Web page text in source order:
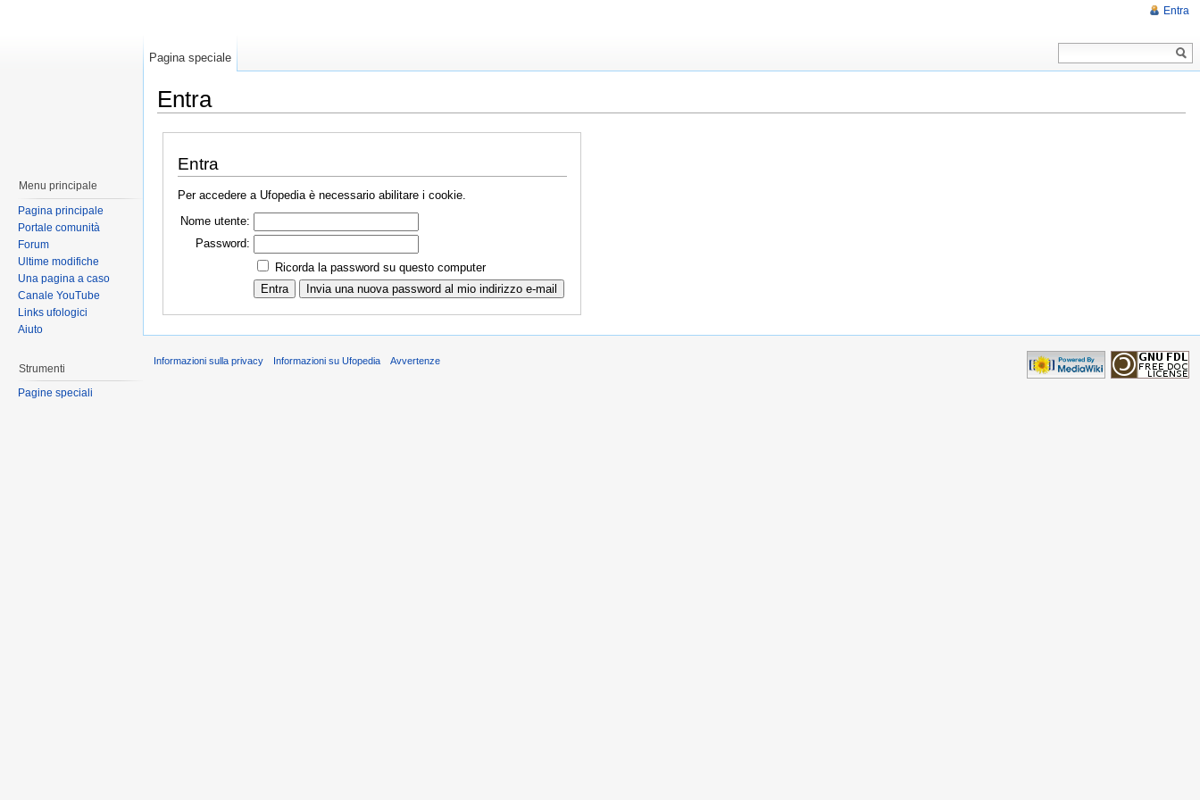
Entra
Entra
Per accedere a Ufopedia è necessario abilitare i cookie.
Nome utente:
Password:
Ricorda la password su questo computer
Entra
Pagina speciale
Menu principale
Pagina principale
Portale comunità
Forum
Ultime modifiche
Una pagina a caso
Canale YouTube
Links ufologici
Aiuto
Strumenti
Pagine speciali
Informazioni sulla privacy Informazioni su Ufopedia Avvertenze